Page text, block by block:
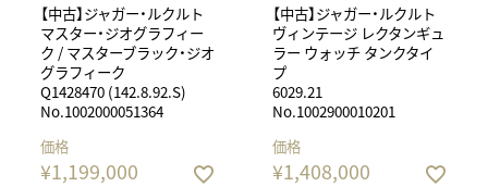
【中古】ジャガー・ルクルト
マスター・ジオグラフィー
ク / マスターブラック・ジオ
グラフィーク
Q1428470 (142.8.92.S)
No.1002000051364
価格
¥1,199,000
【中古】ジャガー・ルクルト
ヴィンテージ レクタンギュ
ラー ウォッチ タンクタイ
プ
6029.21
No.1002900010201
価格
¥1,408,000